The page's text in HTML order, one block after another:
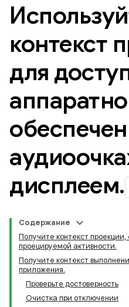
контекст
для
дисплеем.
Содержание
Получите контекст
проецируемой активности.
Получите контекст
приложения.
Проверьте достоверность
Очистка при отключении